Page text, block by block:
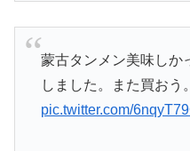
蒙古タンメン美味しか
しました。また買おう。
pic.twitter.com/